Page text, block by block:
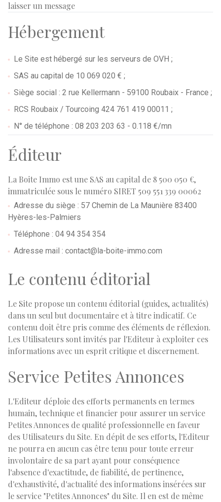
laisser un message
Hébergement
Le Site est hébergé sur les serveurs de OVH ;
SAS au capital de 10 069 020 € ;
Siège social : 2 rue Kellermann - 59100 Roubaix - France ;
RCS Roubaix / Tourcoing 424 761 419 00011 ;
N° de téléphone : 08 203 203 63 - 0.118 €/mn
Éditeur
La Boite Immo est une SAS au capital de 8 500 050 €,
immatriculée sous le numéro SIRET 509 551 339 00062
Adresse du siège : 57 Chemin de La Maunière 83400
Hyères-les-Palmiers
Téléphone : 04 94 354 354
Adresse mail : contact@la-boite-immo.com
Le contenu éditorial
Le Site propose un contenu éditorial (guides, actualités)
dans un seul but documentaire et à titre indicatif. Ce
contenu doit être pris comme des éléments de réflexion.
Les Utilisateurs sont invités par l'Editeur à exploiter ces
informations avec un esprit critique et discernement.
Service Petites Annonces
L'Editeur déploie des efforts permanents en termes
humain, technique et financier pour assurer un service
Petites Annonces de qualité professionnelle en faveur
des Utilisateurs du Site. En dépit de ses efforts, l'Editeur
ne pourra en aucun cas être tenu pour toute erreur
involontaire de sa part ayant pour conséquence
l'absence d'exactitude, de fiabilité, de pertinence,
d'exhaustivité, d'actualité des informations insérées sur
le service "Petites Annonces" du Site. Il en est de même